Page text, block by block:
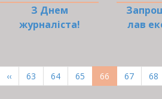
З Днем
журналіста!
лав
Попередня
сторінка
‹‹ Page
63 Page
64 Page
65
Поточна
сторінка
66 Page
67 68